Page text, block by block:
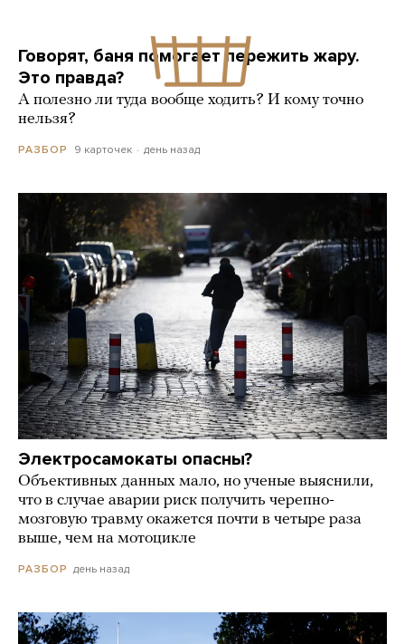
Говорят, баня помогает пережить жару.
Это правда?
А полезно ли туда вообще ходить? И кому точно
нельзя?
РАЗБОР 9 карточек день назад
Электросамокаты опасны?
Объективных данных мало, но ученые выяснили,
что в случае аварии риск получить черепно-
мозговую травму окажется почти в четыре раза
выше, чем на мотоцикле
РАЗБОР день назад